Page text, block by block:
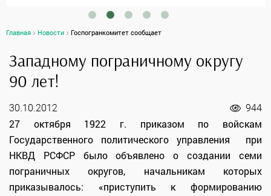
Главная Новости Госпогранкомитет сообщает
Западному пограничному округу
90 лет!
30.10.2012 944
27 октября 1922 г. приказом по войскам
Государственного политического управления при
НКВД РСФСР было объявлено о создании семи
пограничных округов, начальникам которых
приказывалось: «приступить к формированию